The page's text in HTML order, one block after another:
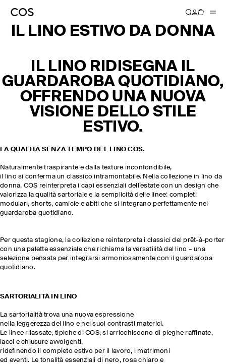
IL LINO ESTIVO DA DONNA
IL LINO RIDISEGNA IL
GUARDAROBA QUOTIDIANO,
OFFRENDO UNA NUOVA
VISIONE DELLO STILE
ESTIVO.
LA QUALITÀ SENZA TEMPO DEL LINO COS.
Naturalmente traspirante e dalla texture inconfondibile,
il lino si conferma un classico intramontabile. Nella collezione in lino da
donna, COS reinterpreta i capi essenziali dell’estate con un design che
valorizza la qualità sartoriale e la semplicità delle linee: completi
modulari, shorts, camicie e abiti che si integrano perfettamente nel
guardaroba quotidiano.
Per questa stagione, la collezione reinterpreta i classici del prêt-à-porter
con una palette essenziale che richiama la versatilità del lino – una
selezione pensata per integrarsi armoniosamente con il guardaroba
quotidiano.
SARTORIALITÀ IN LINO
La sartorialità trova una nuova espressione
nella leggerezza del lino e nei suoi contrasti materici.
Le linee rilassate, tipiche di COS, si arricchiscono di pieghe raffinate,
lacci e chiusure avvolgenti,
ridefinendo il completo estivo per il lavoro, i matrimoni
ed eventi. Le tonalità essenziali di nero, rosa chiaro e